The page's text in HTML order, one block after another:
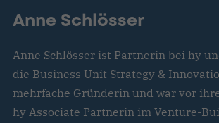
Anne Schlösser
Anne Schlösser ist Partnerin bei hy
die Business Unit Strategy &
mehrfache Gründerin und war vor
hy Associate Partnerin im Venture-